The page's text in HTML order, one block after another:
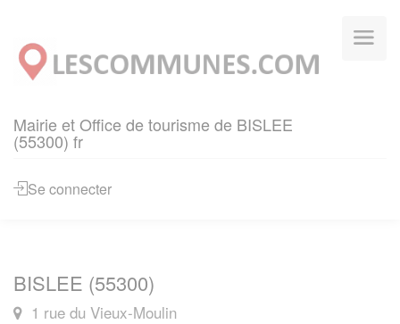
Mairie et Office de tourisme de BISLEE
(55300) fr
Se connecter
BISLEE (55300)
1 rue du Vieux-Moulin